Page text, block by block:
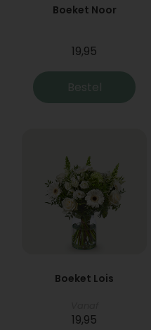
Boeket Noor
19,95
Bestel
Boeket Lois
19,95